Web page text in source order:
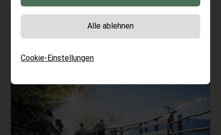
schönsten Wanderarten, die Südtirol zu bieten
hat.
Höfler Stephan
Cookie-Einstellungen
Alle ablehnen